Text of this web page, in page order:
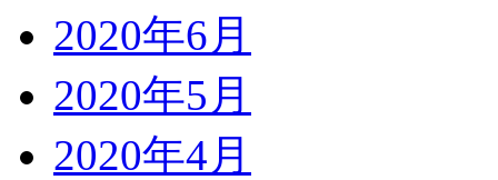
2020年6月
2020年5月
2020年4月